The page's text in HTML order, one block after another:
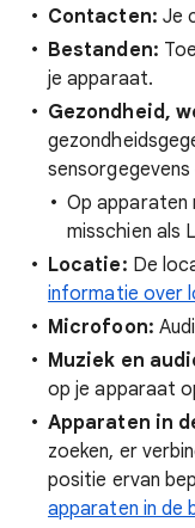
Contacten: Je
Bestanden:
je apparaat.
Gezondheid,
Op apparaten
misschien als
Locatie: De
informatie over
Microfoon:
Muziek en
op je apparaat
Apparaten in
zoeken, er
positie ervan
apparaten in de